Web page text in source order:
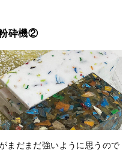
砕機②
まだまだ強いように思うので